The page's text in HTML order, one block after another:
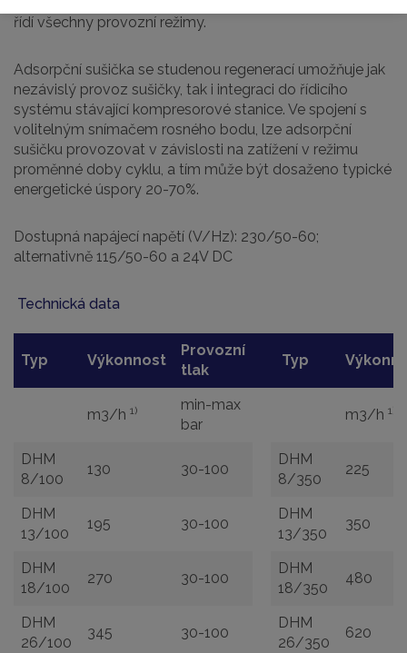
řídí všechny provozní režimy.
Adsorpční sušička se studenou regenerací umožňuje jak
nezávislý provoz sušičky, tak i integraci do řídicího
systému stávající kompresorové stanice. Ve spojení s
volitelným snímačem rosného bodu, lze adsorpční
sušičku provozovat v závislosti na zatížení v režimu
proměnné doby cyklu, a tím může být dosaženo typické
energetické úspory 20-70%.
Dostupná napájecí napětí (V/Hz): 230/50-60;
alternativně 115/50-60 a 24V DC
Technická data
Typ Výkonnost
Provozní
tlak
Typ
m3/h 1)
min-max
bar
m3/h 1)
DHM
8/100
130 30-100
DHM
8/350
225
DHM
13/100
195 30-100
DHM
13/350
350
DHM
18/100
270 30-100
DHM
18/350
480
DHM
26/100
345 30-100
DHM
26/350
620